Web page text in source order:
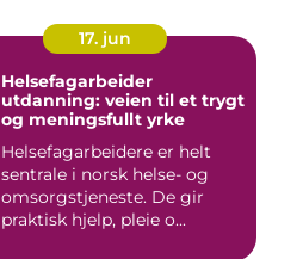
17. jun
Helsefagarbeider
utdanning: veien til et trygt
og meningsfullt yrke
Helsefagarbeidere er helt
sentrale i norsk helse- og
omsorgstjeneste. De gir
praktisk hjelp, pleie o...